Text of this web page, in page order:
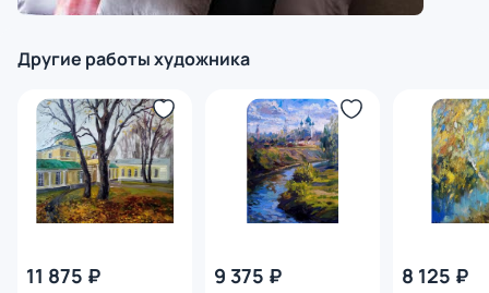
Другие работы художника
11 875 ₽ 9 375 ₽ 8 125 ₽